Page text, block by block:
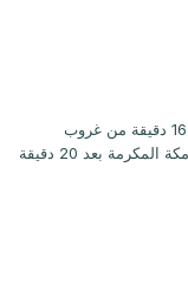
واشار الى انه فى مدينة القاهرة سيغرب القمر بعد 16 دقيقة من غروب
الشمس ، وفى مدينة ابو ظبى بعد 17 دقيقة ، وفى مكة المكرمة بعد 20 دقيقة